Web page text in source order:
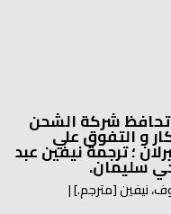
شركة الشحن
و التفوق علي
؛ ترجمة نيفين عبد
سليمان.
نيفين[مترجم.]